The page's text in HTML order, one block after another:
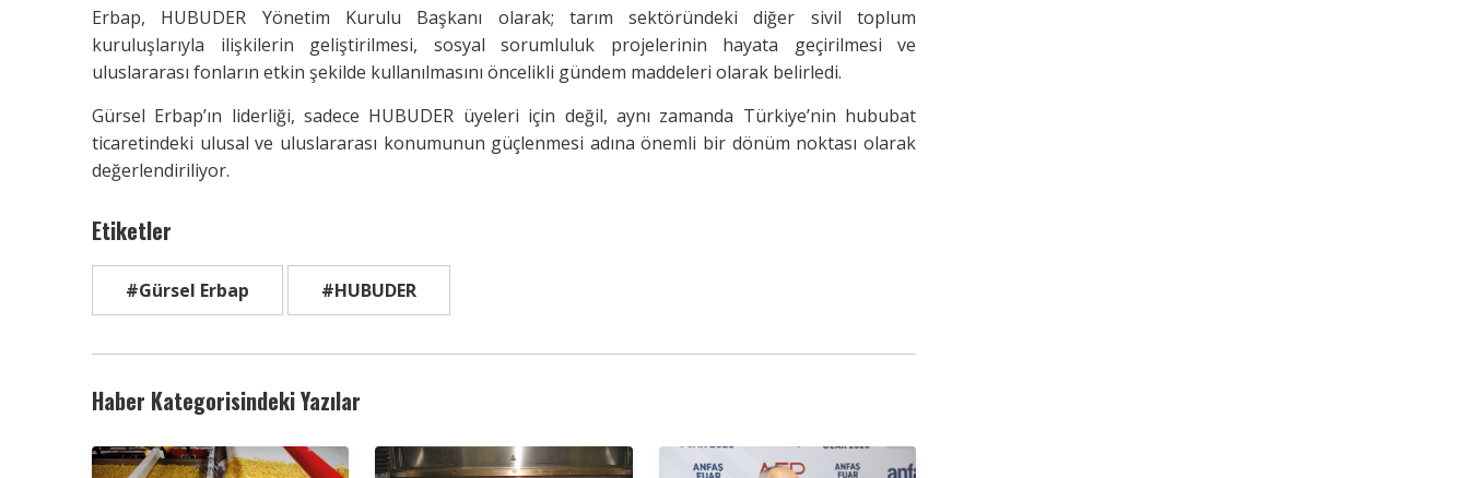
Erbap, HUBUDER Yönetim Kurulu Başkanı olarak; tarım sektöründeki diğer sivil toplum
kuruluşlarıyla ilişkilerin geliştirilmesi, sosyal sorumluluk projelerinin hayata geçirilmesi ve
uluslararası fonların etkin şekilde kullanılmasını öncelikli gündem maddeleri olarak belirledi.
Gürsel Erbap’ın liderliği, sadece HUBUDER üyeleri için değil, aynı zamanda Türkiye’nin hububat
ticaretindeki ulusal ve uluslararası konumunun güçlenmesi adına önemli bir dönüm noktası olarak
değerlendiriliyor.
Etiketler
#Gürsel Erbap #HUBUDER
Haber Kategorisindeki Yazılar